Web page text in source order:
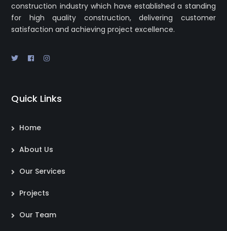
construction industry which have established a standing
for high quality construction, delivering customer
satisfaction and achieving project excellence.
Quick Links
Home
About Us
Our Services
Projects
Our Team